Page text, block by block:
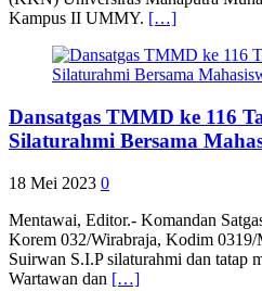
Kampus II UMMY. […]
Dansatgas TMMD ke 116
Silaturahmi Bersama
18 Mei 2023 0
Mentawai, Editor.- Komandan
Korem 032/Wirabraja, Kodim
Suirwan S.I.P silaturahmi dan tatap
Wartawan dan […]